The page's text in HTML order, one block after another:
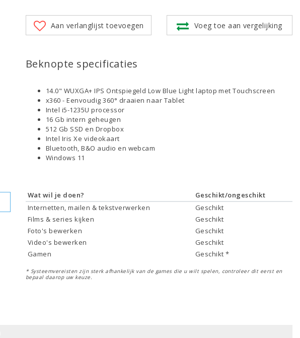
Aan verlanglijst toevoegen Voeg toe aan vergelijking
Beknopte specificaties
14.0" WUXGA+ IPS Ontspiegeld Low Blue Light laptop met Touchscreen
x360 - Eenvoudig 360° draaien naar Tablet
Intel i5-1235U processor
16 Gb intern geheugen
512 Gb SSD en Dropbox
Intel Iris Xe videokaart
Bluetooth, B&O audio en webcam
Windows 11
Wat wil je doen?
Geschikt/ongeschikt
Internetten, mailen & tekstverwerken
Geschikt
Films & series kijken
Geschikt
Foto's bewerken
Geschikt
Video's bewerken
Geschikt
Gamen
Geschikt *
* Systeemvereisten zijn sterk afhankelijk van de games die u wilt spelen, controleer dit eerst en
bepaal daarop uw keuze.